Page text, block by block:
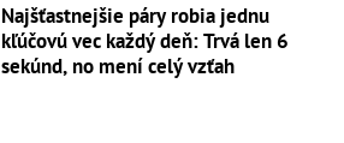
Najšťastnejšie páry robia jednu
kľúčovú vec každý deň: Trvá len 6
sekúnd, no mení celý vzťah